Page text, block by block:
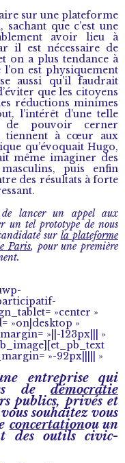
sur une plateforme
que c’est une
avoir lieu à
il est nécessaire de
on a plus tendance à
est physiquement
aussi qu’il faudrait
que les citoyens
réductions minimes
l’intérêt d’une telle
de pouvoir cerner
tiennent à cœur aux
qu’évoquait Hugo,
même imaginer des
puis enfin
des résultats à forte
de lancer un appel aux
un tel prototype de nous
sur la plateforme
Paris, pour une première
»center »
»on|desktop »
»||-123px||| »
»-92px||||| »
entreprise qui
de démocratie
publics, privés et
souhaitez vous
concertationou un
des outils civic-